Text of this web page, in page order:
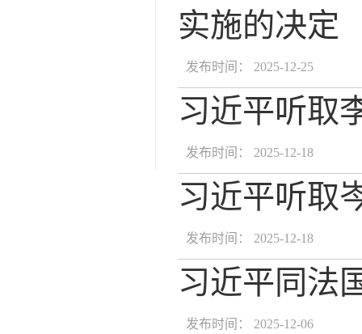
实施的决定
发布时间： 2025-12-25
习近平听取
发布时间： 2025-12-18
习近平听取
发布时间： 2025-12-18
习近平同法
发布时间： 2025-12-06